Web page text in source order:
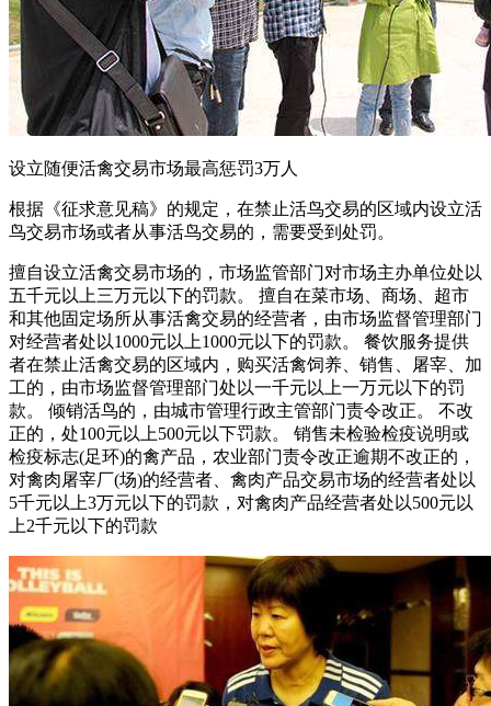
设立随便活禽交易市场最高惩罚3万人
根据《征求意见稿》的规定，在禁止活鸟交易的区域内设立活
鸟交易市场或者从事活鸟交易的，需要受到处罚。
擅自设立活禽交易市场的，市场监管部门对市场主办单位处以
五千元以上三万元以下的罚款。 擅自在菜市场、商场、超市
和其他固定场所从事活禽交易的经营者，由市场监督管理部门
对经营者处以1000元以上1000元以下的罚款。 餐饮服务提供
者在禁止活禽交易的区域内，购买活禽饲养、销售、屠宰、加
工的，由市场监督管理部门处以一千元以上一万元以下的罚
款。 倾销活鸟的，由城市管理行政主管部门责令改正。 不改
正的，处100元以上500元以下罚款。 销售未检验检疫说明或
检疫标志(足环)的禽产品，农业部门责令改正逾期不改正的，
对禽肉屠宰厂(场)的经营者、禽肉产品交易市场的经营者处以
5千元以上3万元以下的罚款，对禽肉产品经营者处以500元以
上2千元以下的罚款